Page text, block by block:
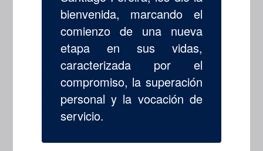
bienvenida, marcando el
comienzo de una nueva
etapa en sus vidas,
caracterizada por el
compromiso, la superación
personal y la vocación de
servicio.